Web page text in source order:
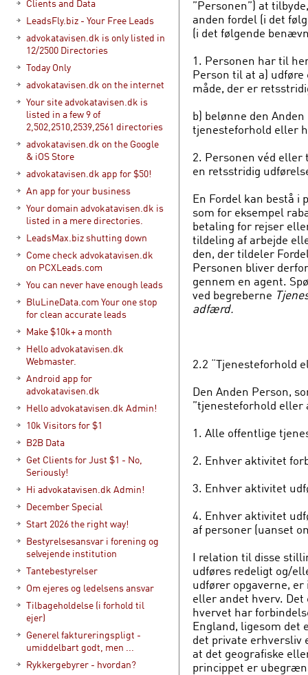
Clients and Data
LeadsFly.biz - Your Free Leads
advokatavisen.dk is only listed in
12/2500 Directories
Today Only
advokatavisen.dk on the internet
Your site advokatavisen.dk is
listed in a few 9 of
2,502,2510,2539,2561 directories
advokatavisen.dk on the Google
& iOS Store
advokatavisen.dk app for $50!
An app for your business
Your domain advokatavisen.dk is
listed in a mere directories.
LeadsMax.biz shutting down
Come check advokatavisen.dk
on PCXLeads.com
You can never have enough leads
BluLineData.com Your one stop
for clean accurate leads
Make $10k+ a month
Hello advokatavisen.dk
Webmaster.
Android app for
advokatavisen.dk
Hello advokatavisen.dk Admin!
10k Visitors for $1
B2B Data
Get Clients for Just $1 - No,
Seriously!
Hi advokatavisen.dk Admin!
December Special
Start 2026 the right way!
Bestyrelsesansvar i forening og
selvejende institution
Tantebestyrelser
Om ejeres og ledelsens ansvar
Tilbageholdelse (i forhold til
ejer)
Generel faktureringspligt -
umiddelbart godt, men ...
Rykkergebyrer - hvordan?
”Personen”) at
anden fordel (i det
(i det følgende
1. Personen har til
Person til at a)
måde, der er
b) belønne den
tjenesteforhold eller
2. Personen véd eller
en retsstridig
En Fordel kan bestå i
som for eksempel
betaling for rejser
tildeling af arbejde
den, der tildeler
Personen bliver
gennem en agent.
ved begreberne
adfærd.
2.2 “Tjenesteforhold
Den Anden Person,
”tjenesteforhold eller
1. Alle offentlige
2. Enhver aktivitet
3. Enhver aktivitet
4. Enhver aktivitet
af personer (uanset
I relation til disse
udføres redeligt og/
udfører opgaverne,
eller andet hverv.
hvervet har
England, ligesom det
det private erhversliv
at det geografiske
princippet er